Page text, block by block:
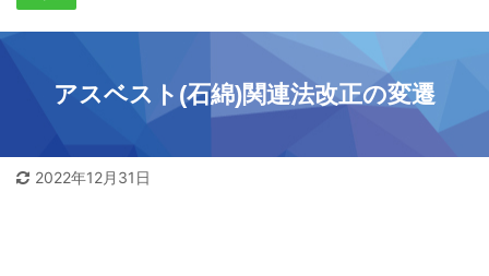
アスベスト(石綿)関連法改正の変遷
2022年12月31日